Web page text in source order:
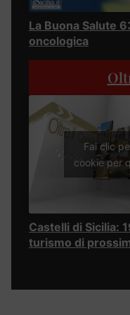
La Buona Salute
oncologica
Fai clic
cookie per
Castelli di Sicilia:
turismo di